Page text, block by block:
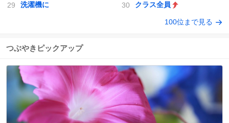
洗濯機に クラス全員
100位まで見る
つぶやきピックアップ